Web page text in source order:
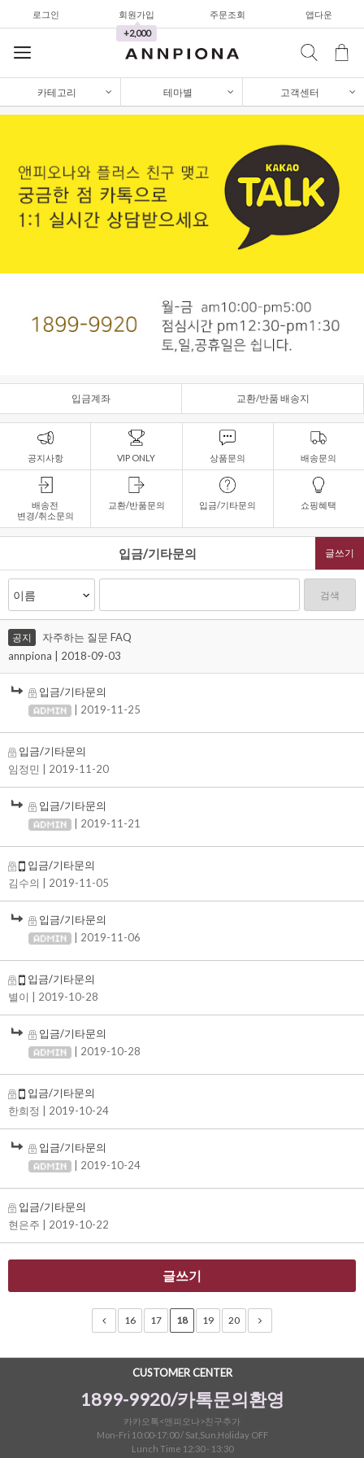
로그인
회원가입
+2,000
주문조회 앱다운
셔츠&블라우스
가디건/니트
한정세일
와이드팬츠
한정세일
가디건/니트
와이드팬츠
한정세일
카테고리 테마별 고객센터
입금계좌 교환/반품 배송지
공지사항 VIP ONLY 상품문의 배송문의
배송전
변경/취소문의
교환/반품문의 입금/기타문의 쇼핑혜택
입금/기타문의 글쓰기
검색
공지
자주하는 질문 FAQ
annpiona | 2018-09-03
입금/기타문의
| 2019-11-25
입금/기타문의
임정민
| 2019-11-20
입금/기타문의
| 2019-11-21
입금/기타문의
김수의
| 2019-11-05
입금/기타문의
| 2019-11-06
입금/기타문의
별이
| 2019-10-28
입금/기타문의
| 2019-10-28
입금/기타문의
한희정
| 2019-10-24
입금/기타문의
| 2019-10-24
입금/기타문의
현은주
| 2019-10-22
글쓰기
16 17 18 19 20
CUSTOMER CENTER
1899-9920/카톡문의환영
카카오톡<앤피오나>친구추가
Mon-Fri 10:00-17:00 / Sat,Sun,Holiday OFF
Lunch Time 12:30 - 13:30